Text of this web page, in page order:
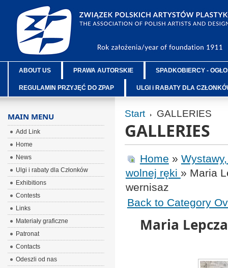
ABOUT US PRAWA AUTORSKIE SPADKOBIERCY -
REGULAMIN PRZYJĘĆ DO ZPAP ULGI i RABATY DLA
Start GALLERIES
GALLERIES
Home »
wolnej ręki » Maria
wernisaz
Back to Category
Maria
MAIN MENU
Add Link
Home
News
Ulgi i rabaty dla Członków
Exhibitions
Contests
Links
Materiały graficzne
Patronat
Contacts
Odeszli od nas